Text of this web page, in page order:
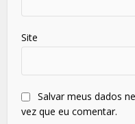
Site
Salvar meus dados
vez que eu comentar.